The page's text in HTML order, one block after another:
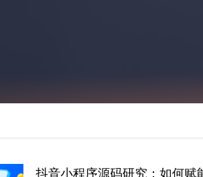
抖音小程序源码研究：如何赋